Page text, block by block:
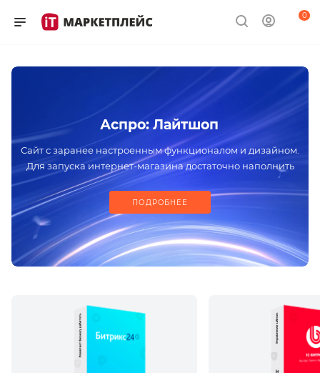
0
Аспро: Лайтшоп
Сайт с заранее настроенным функционалом и дизайном.
Для запуска интернет-магазина достаточно наполнить
проект контентом
ПОДРОБНЕЕ